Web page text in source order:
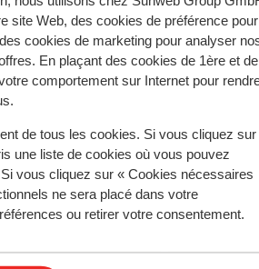
site Web, des cookies de préférence pour
cookies de marketing pour analyser
En plaçant des cookies de 1ère et de
comportement sur Internet pour
de tous les cookies. Si vous cliquez sur
une liste de cookies où vous pouvez
vous cliquez sur « Cookies nécessaires
ne sera placé dans votre
ou retirer votre consentement.
Résidence
Hôtel
Résidence
Résidence